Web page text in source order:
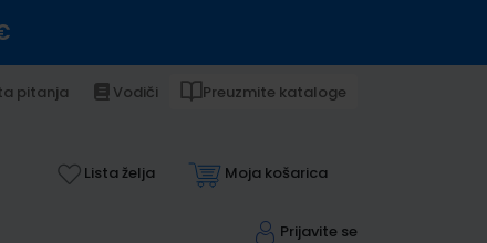
pitanja Vodiči Preuzmite kataloge
Lista želja Moja košarica
Prijavite se